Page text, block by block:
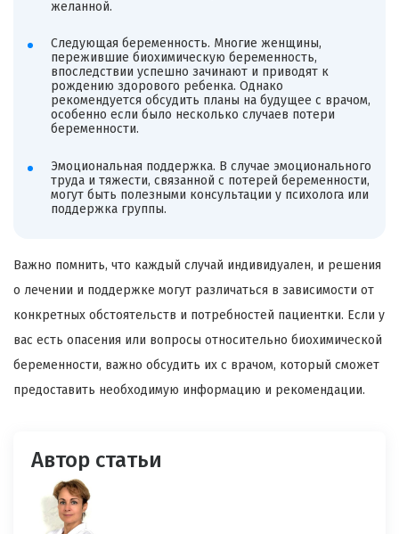
желанной.
Следующая беременность. Многие женщины,
пережившие биохимическую беременность,
впоследствии успешно зачинают и приводят к
рождению здорового ребенка. Однако
рекомендуется обсудить планы на будущее с врачом,
особенно если было несколько случаев потери
беременности.
Эмоциональная поддержка. В случае эмоционального
труда и тяжести, связанной с потерей беременности,
могут быть полезными консультации у психолога или
поддержка группы.
Важно помнить, что каждый случай индивидуален, и решения
о лечении и поддержке могут различаться в зависимости от
конкретных обстоятельств и потребностей пациентки. Если у
вас есть опасения или вопросы относительно биохимической
беременности, важно обсудить их с врачом, который сможет
предоставить необходимую информацию и рекомендации.
Автор статьи